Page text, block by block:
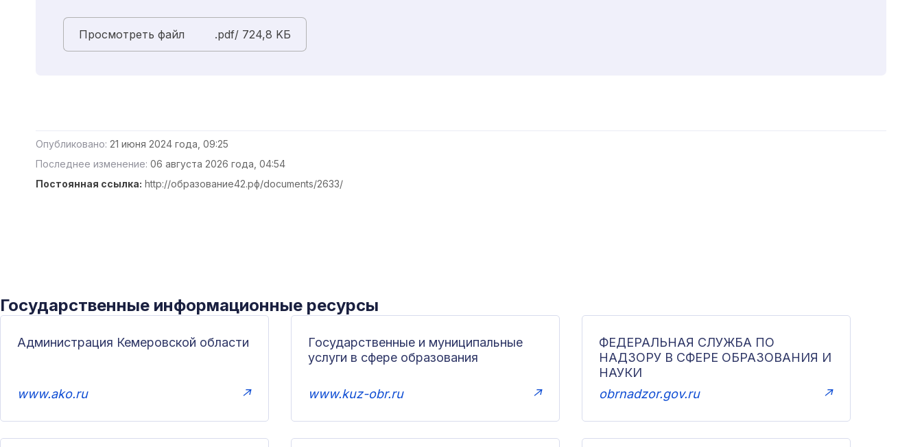
Просмотреть файл .pdf/ 724,8 KБ
Опубликовано: 21 июня 2024 года, 09:25
Последнее изменение: 06 августа 2026 года, 04:54
Постоянная ссылка: http://образование42.рф/documents/2633/
Государственные информационные ресурсы
Администрация Кемеровской области
www.ako.ru ↗
Государственные и муниципальные
услуги в сфере образования
www.kuz-obr.ru ↗
ФЕДЕРАЛЬНАЯ СЛУЖБА ПО
НАДЗОРУ В СФЕРЕ ОБРАЗОВАНИЯ И
НАУКИ
obrnadzor.gov.ru
↗